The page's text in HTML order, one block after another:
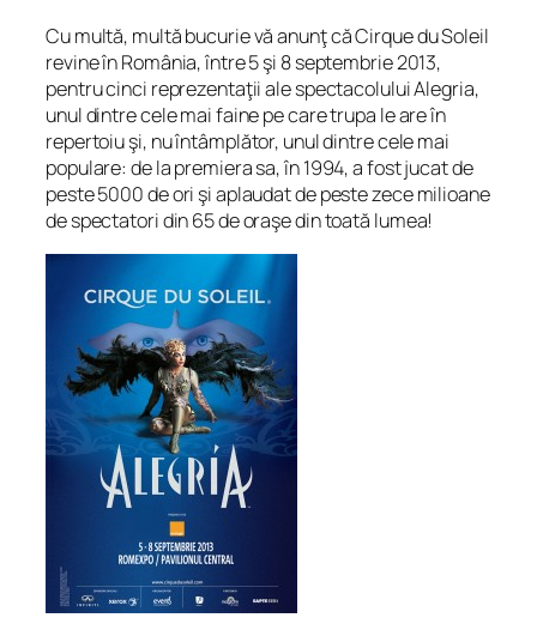
Cu multă, multă bucurie vă anunţ că Cirque du Soleil
revine în România, între 5 şi 8 septembrie 2013,
pentru cinci reprezentaţii ale spectacolului Alegria,
unul dintre cele mai faine pe care trupa le are în
repertoiu şi, nu întâmplător, unul dintre cele mai
populare: de la premiera sa, în 1994, a fost jucat de
peste 5000 de ori şi aplaudat de peste zece milioane
de spectatori din 65 de oraşe din toată lumea!